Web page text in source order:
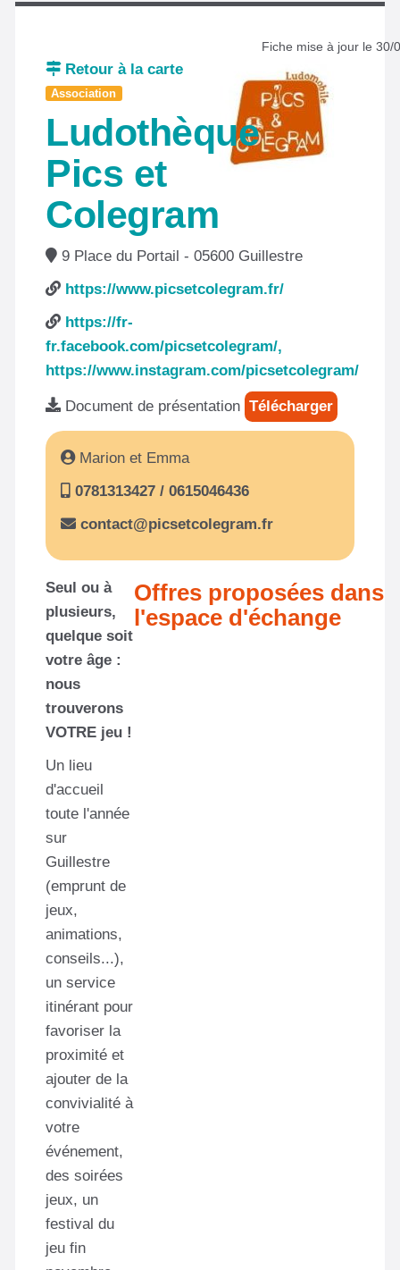
Fiche mise à jour le 30/
Retour à la carte
Association
Ludothèque
Pics et
Colegram
9 Place du Portail - 05600 Guillestre
https://www.picsetcolegram.fr/
https://fr-
fr.facebook.com/picsetcolegram/,
https://www.instagram.com/picsetcolegram/
Document de présentation Télécharger
Marion et Emma
0781313427 / 0615046436
contact@picsetcolegram.fr
Seul ou à
plusieurs,
quelque soit
votre âge :
nous
trouverons
VOTRE jeu !
Un lieu
d'accueil
toute l'année
sur
Guillestre
(emprunt de
jeux,
animations,
conseils...),
un service
itinérant pour
favoriser la
proximité et
ajouter de la
convivialité à
votre
événement,
des soirées
jeux, un
festival du
jeu fin
Offres proposées dans
l'espace d'échange